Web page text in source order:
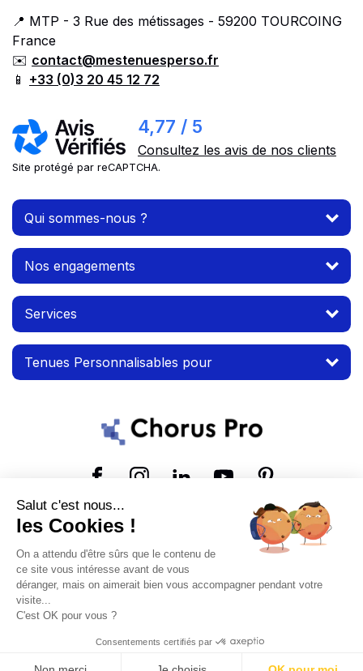
📍 MTP - 3 Rue des métissages - 59200 TOURCOING
France
✉️ contact@mestenuesperso.fr
📱 +33 (0)3 20 45 12 72
4,77 / 5
Consultez les avis de nos clients
Site protégé par reCAPTCHA.
Qui sommes-nous ?
Nos engagements
Services
Tenues Personnalisables pour
© 2026 MTP. Tous droits réservés.
Conditions d'utilisation Mentions légales
Salut c'est nous...
les Cookies !
On a attendu d'être sûrs que le contenu de
ce site vous intéresse avant de vous
déranger, mais on aimerait bien vous accompagner pendant votre
visite...
C'est OK pour vous ?
Consentements certifiés par